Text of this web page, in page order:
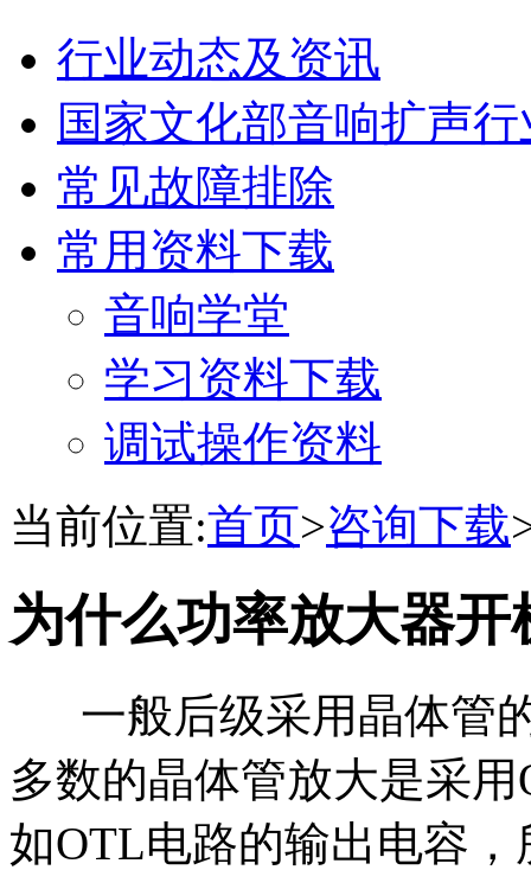
行业动态及资讯
国家文化部音响扩声
常见故障排除
常用资料下载
音响学堂
学习资料下载
调试操作资料
当前位置:首页>咨询下载
为什么功率放大器
一般后级采用晶体管
多数的晶体管放大是采
如OTL电路的输出电容